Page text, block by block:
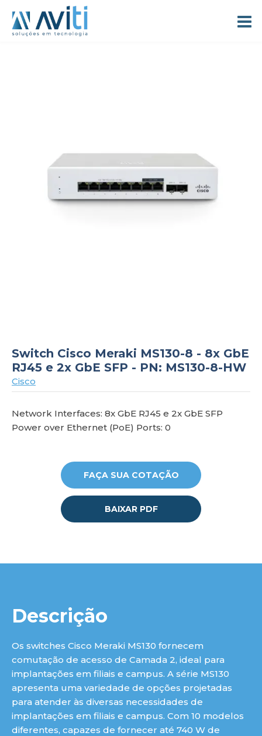
Switch Cisco Meraki MS130-8 - 8x GbE
RJ45 e 2x GbE SFP - PN: MS130-8-HW
Cisco
Network Interfaces: 8x GbE RJ45 e 2x GbE SFP
Power over Ethernet (PoE) Ports: 0
FAÇA SUA COTAÇÃO
BAIXAR PDF
Descrição
Os switches Cisco Meraki MS130 fornecem
comutação de acesso de Camada 2, ideal para
implantações em filiais e campus. A série MS130
apresenta uma variedade de opções projetadas
para atender às diversas necessidades de
implantações em filiais e campus. Com 10 modelos
diferentes, capazes de fornecer até 740 W de